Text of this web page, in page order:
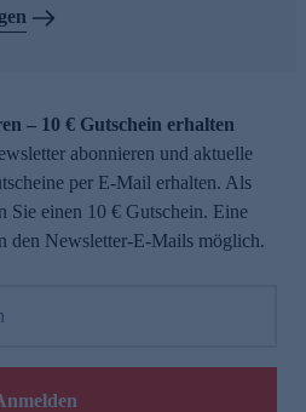
– 10 € Gutschein erhalten
abonnieren und aktuelle
per E-Mail erhalten. Als
Sie einen 10 € Gutschein. Eine
den Newsletter-E-Mails möglich.